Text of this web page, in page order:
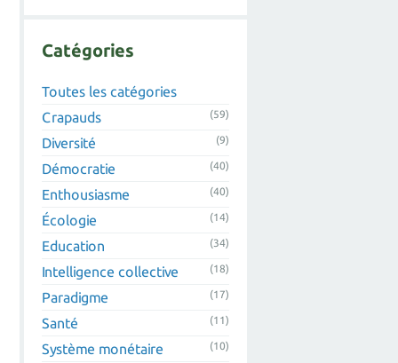
Catégories
Toutes les catégories
Crapauds
(59)
Diversité (9)
Démocratie (40)
Enthousiasme (40)
Écologie (14)
Education (34)
Intelligence collective (18)
Paradigme (17)
Santé (11)
Système monétaire (10)